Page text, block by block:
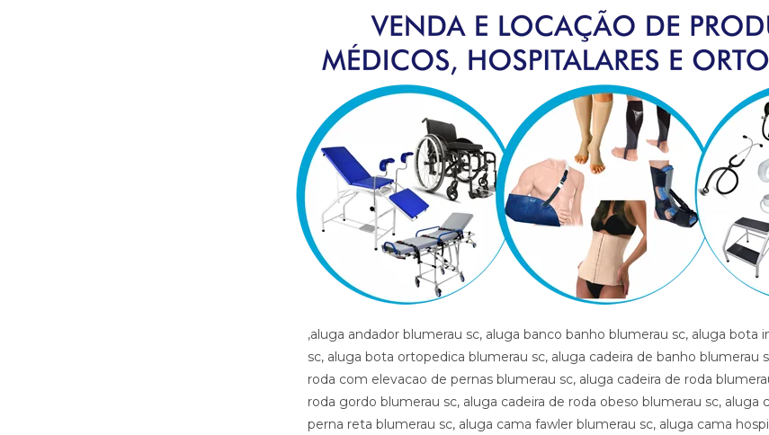
,aluga andador blumerau sc, aluga banco banho blumerau sc, aluga bota imbilizadora blumerau sc, aluga bota ortopedica blumerau sc, aluga cadeira de banho blumerau sc, aluga cadeira de roda com elevacao de pernas blumerau sc, aluga cadeira de roda blumerau sc, aluga cadeira de roda gordo blumerau sc, aluga cadeira de roda obeso blumerau sc, aluga cadeira de rodas para perna reta blumerau sc, aluga cama fawler blumerau sc, aluga cama hospitalar blumerau sc, aluga diva blumerau sc, aluga maca blumerau sc, aluga muleta blumerau sc, alugar cama hospitalar blumerau sc , aluguel andador blumerau sc, aluguel banco de banho blumerau sc, aluguel bota imobilizadora blumerau sc, aluguel bota ortopedica blumerau sc, aluguel cadeira de banho blumerau sc, aluguel cadeira de roda blumerau sc, aluguel cadeira de roda gordo blumerau sc, aluguel cadeira de roda obeso blumerau sc, aluguel cadeira de rodas com elevacao de pernas blumerau sc, aluguel cadeira de rodas para perna reta blumerau sc, aluguel cama fawler blumerau sc, aluguel cama hospitalar blumerau sc, aluguel diva blumerau sc, aluguel maca blumerau sc, aluguel maca blumerau sc, aluguel muleta blumerau sc, andador blumerau sc, artigos hospitalares blumerau sc, assento para banho blumerau sc, banco para banho blumerau sc, bota imibilizadora blumerau sc, bota imobilizadora blumerau sc, bota ortopedica barata blumerau sc, bota ortopedica blumerau sc, cadeira de higiene blumerau sc, cadeira de banho blumerau sc, cadeira de higiene blumerau sc, cadeira de necessidades blumerau sc, cadeira de roda gordo blumerau sc, cadeira de roda obeso blumerau sc, cadeira de rodas aluguel blumerau sc, cadeira de rodas elevacao de pernas blumerau sc, cadeira de rodas higienica blumerau sc, cadeira de rodas para banho preco blumerau sc, cadeira de rodas para gordo blumerau sc, cadeira higienica dobravel blumerau sc, cadeira higienica preco blumerau sc, cadeira para banho preco blumerau sc, cadeira para vaso blumerau sc, cadeiras de rodas blumerau sc, calha afo ortopedica pe caido blumerau sc, calha afo ortopedica pe caido blumerau sc, calha afo ortopedica pe caido blumerau sc, cama fawler blumerau sc, cama hospitalar automatica blumerau sc, cama hospitalar blumerau sc, cama hospitalar manual blumerau sc, cedeira de rodas blumerau sc, cilindro de oxigenio medicinal blumerau sc, clinica ortopedica blumerau sc, clinica so trauma blumerau sc, colar cervical blumerau sc, diva blumerau sc, equipamentos medicos blumerau sc, fisioterapia blumerau sc, hospital blumerau sc, hospital so trauma blumerau sc, imobilizador articulado cotovelo blumerau sc, imobilizador articulado joelho blumerau sc, imobilizador articulado joelho blumerau sc, imobilizador articulado blumerau sc, joelheira blumerau sc, joelheira ortopedica brace blumerau sc, joelheira ortopedica brace blumerau sc blumerau sc, joelheira ortopedica blumerau sc, joelheira ortopedica blumerau sc, joelheira ortopedica blumerau sc, joelheira ortopedica blumerau sc, joelheira ortopedica blumerau sc, locacao andador blumerau sc, locacao banco de banho blumerau sc, locacao bota imobilizadora blumerau sc, locacao bota ortopedica blumerau sc, locacao cadeira de banho blumerau sc, locacao cadeira de roda blumerau sc, locacao cadeira de roda gordo blumerau sc, locacao cadeira de roda obeso blumerau sc, locacao cadeira de rodas elevalcao de pernas blumerau sc, locacao cama fawler blumerau sc, locacao cama hospitalar blumerau sc, locacao de cadeira de rodas blumerau sc, locacao de cadeira de rodas para perna reta blumerau sc, locacao diva blumerau sc, locacao maca blumerau sc, locacao maca blumerau sc, locacao muleta blumerau sc, locadora andador blumerau sc, locadora banco de banho blumerau sc, locadora bota imobilizadora blumerau sc, locadora bota ortopedica blumerau sc, locadora cadeira de banho blumerau sc, locadora cadeira de roda blumerau sc, locadora cadeira de roda gordo blumerau sc, locadora cadeira de roda obeso blumerau sc, locadora cadeira de rodas elevecao de pernas, locadora cadeira de rodas para perna reta blumerau sc, locadora cama fawler blumerau sc, locadora cama hospitalar blumerau sc, locadora diva blumerau sc, locadora maca blumerau sc, locadora maca blumerau sc, locadora muleta blumerau sc, loja bota ortopedica blumerau sc, loja cadeira de banho blumerau sc, loja cadeira de roda blumerau sc, loja cama hospitalar blumerau sc, loja muleta blumerau sc, loja produtos medicos blumerau sc, loja produtos hospitalar blumerau sc, loja produtos hospitalares blumerau sc, loja produtos medicos blumerau sc, loja produtos ortopedicos blumerau sc, loja vende andador blumerau sc, loja vende bota ortopedica blumerau sc, loja vende cadeira de rodas perna reta blumerau sc, loja vende cama fawler blumerau sc, loja vende muleta blumerau sc, loja vende tipoia blumerau sc, maca blumerau sc, material cirurgico blumerau sc, medico ortopedista blumerau sc, muleta barata blumerau sc, muleta blumerau sc, muleta usada blumerau sc, muletas blumerau sc, munhequeira blumerau sc, ortese articulada cotovelo blumerau sc, ortese articulada cotovelo blumerau sc, ortese articulado cotovelo blumerau sc, ortese notuna facite plantar blumerau sc, ortese noturna facite plantar blumerau sc, ortese noturna facite plantar blumerau sc, ortopedia blumerau sc, poltrona hospitalar preco blumerau sc, poltrona reclinavel hospitalar blumerau sc, preco cadeira de banho blumerau sc, preco cama hospitalar blumerau sc, produtos hospitalares blumerau sc, produtos medicos blumerau sc, reabilitacao blumerau sc, sutia cirurgia blumerau sc, sutia ortopedico blumerau sc, sutia ortopedico blumerau sc, sutia pos operatorio blumerau sc, sutia pos operatorio blumerau sc, tala blumerau sc, talas blumerau sc, tipoia blumerau sc, venda muleta blumerau sc, vende cadeira de banho blumerau sc, vende maca blumerau sc, vende muleta blumerau sc, vende produtos hospitalares blumerau sc, vende produtos medicos blumerau sc, ,aluga andador blumerau sc, aluga banco banho blumerau sc, aluga bota imbilizadora blumerau sc, aluga bota ortopedica blumerau sc, aluga cadeira de banho blumerau sc, aluga cadeira de roda com elevacao de pernas blumerau sc, aluga cadeira de roda blumerau sc, aluga cadeira de roda gordo blumerau sc, aluga cadeira de roda obeso blumerau sc, aluga cadeira de rodas para perna reta blumerau sc, aluga cama fawler blumerau sc, aluga cama hospitalar blumerau sc, aluga diva blumerau sc, aluga maca blumerau sc, aluga muleta blumerau sc, alugar cama hospitalar blumerau sc , aluguel andador blumerau sc, aluguel banco de banho blumerau sc, aluguel bota imobilizadora blumerau sc, aluguel bota ortopedica blumerau sc, aluguel cadeira de banho blumerau sc, aluguel cadeira de roda blumerau sc, aluguel cadeira de roda gordo blumerau sc, aluguel cadeira de roda obeso blumerau sc, aluguel cadeira de rodas com elevacao de pernas blumerau sc, aluguel cadeira de rodas para perna reta blumerau sc, aluguel cama fawler blumerau sc, aluguel cama hospitalar blumerau sc, aluguel diva blumerau sc, aluguel maca blumerau sc, aluguel maca blumerau sc, aluguel muleta blumerau sc, andador blumerau sc, artigos hospitalares blumerau sc, assento para banho blumerau sc, banco para banho blumerau sc, bota imibilizadora blumerau sc, bota imobilizadora blumerau sc, bota ortopedica barata blumerau sc, bota ortopedica blumerau sc, cadeira de higiene blumerau sc, cadeira de banho blumerau sc, cadeira de higiene blumerau sc, cadeira de necessidades blumerau sc, cadeira de roda gordo blumerau sc, cadeira de roda obeso blumerau sc, cadeira de rodas aluguel blumerau sc, cadeira de rodas elevacao de pernas blumerau sc, cadeira de rodas higienica blumerau sc, cadeira de rodas para banho preco